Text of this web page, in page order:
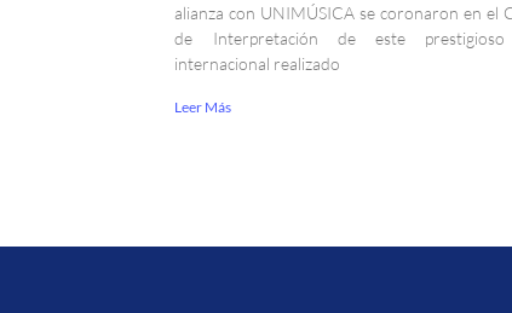
alianza con UNIMÚSICA se coronaron en el
de Interpretación de este prestigioso
internacional realizado
Leer Más